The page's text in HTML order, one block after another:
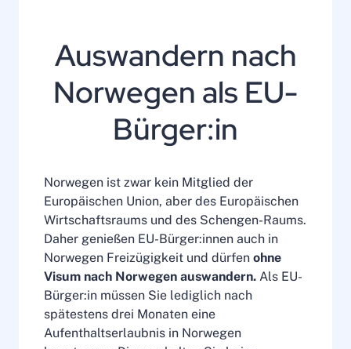
Auswandern nach
Norwegen als EU-
Bürger:in
Norwegen ist zwar kein Mitglied der
Europäischen Union, aber des Europäischen
Wirtschaftsraums und des Schengen-Raums.
Daher genießen EU-Bürger:innen auch in
Norwegen Freizügigkeit und dürfen ohne
Visum nach Norwegen auswandern. Als EU-
Bürger:in müssen Sie lediglich nach
spätestens drei Monaten eine
Aufenthaltserlaubnis in Norwegen